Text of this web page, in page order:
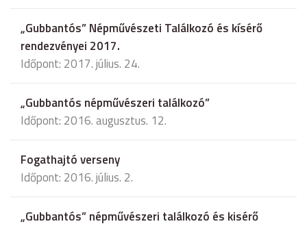
„Gubbantós” Népművészeti Találkozó és kísérő
rendezvényei 2017.
Időpont: 2017. július. 24.
„Gubbantós népművészeri találkozó”
Időpont: 2016. augusztus. 12.
Fogathajtó verseny
Időpont: 2016. július. 2.
„Gubbantós” népművészeri találkozó és kisérő